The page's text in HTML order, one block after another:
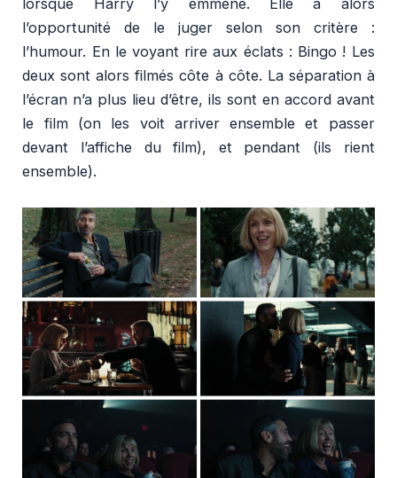
lorsque Harry l’y emmène. Elle a alors
l’opportunité de le juger selon son critère :
l’humour. En le voyant rire aux éclats : Bingo ! Les
deux sont alors filmés côte à côte. La séparation à
l’écran n’a plus lieu d’être, ils sont en accord avant
le film (on les voit arriver ensemble et passer
devant l’affiche du film), et pendant (ils rient
ensemble).